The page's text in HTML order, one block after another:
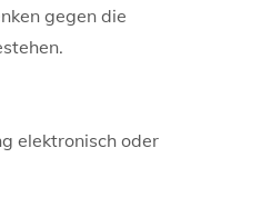
gegen die
elektronisch oder